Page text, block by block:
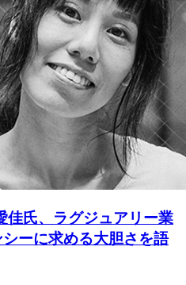
佳氏、ラグジュアリー業
ーに求める大胆さを語